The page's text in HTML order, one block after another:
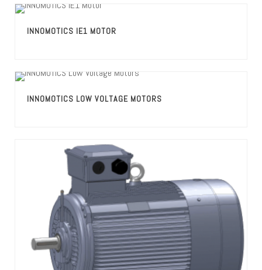
INNOMOTICS IE1 MOTOR
INNOMOTICS LOW VOLTAGE MOTORS